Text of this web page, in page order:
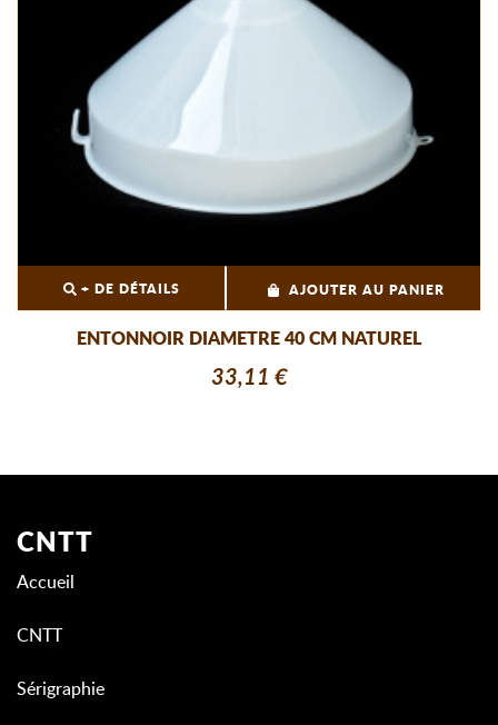
+ DE DÉTAILS AJOUTER AU PANIER
ENTONNOIR DIAMETRE 40 CM NATUREL
33,11 €
CNTT
Accueil
CNTT
Sérigraphie